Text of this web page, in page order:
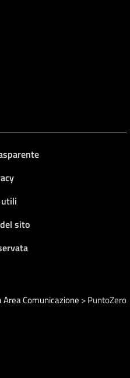
sito
Comunicazione > PuntoZero